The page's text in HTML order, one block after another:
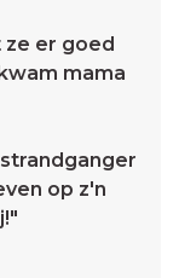
er goed
mama
op z'n